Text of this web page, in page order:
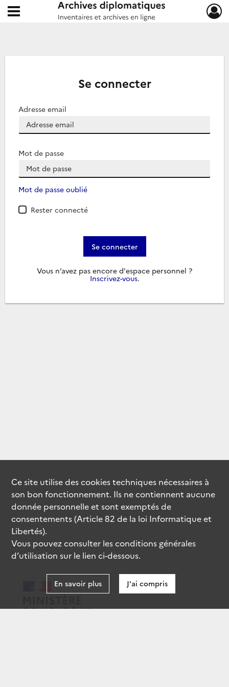
Archives diplomatiques
Ouvrir le menu déroulant
Se connecter
Adresse email
Mot de passe
Mot de passe oublié
Rester connecté
Se connecter
Vous n’avez pas encore d'espace personnel ?
Inscrivez-vous.
Ce site utilise descookiestechniques nécessaires à
son bon fonctionnement. Ils ne contiennent aucune
donnée personnelle et sont exemptés de
consentements (Article 82 de la loi Informatique et
Libertés).
Vous pouvez consulter les conditions générales
d’utilisation sur le lien ci-dessous.
En savoir plus J'ai compris